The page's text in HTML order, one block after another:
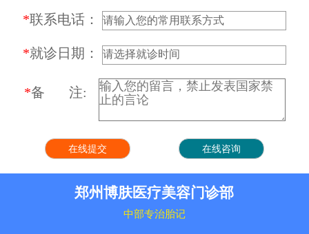
*联系电话：
*就诊日期：
*备 注:
郑州博肤医疗美容门诊部
中部专治胎记